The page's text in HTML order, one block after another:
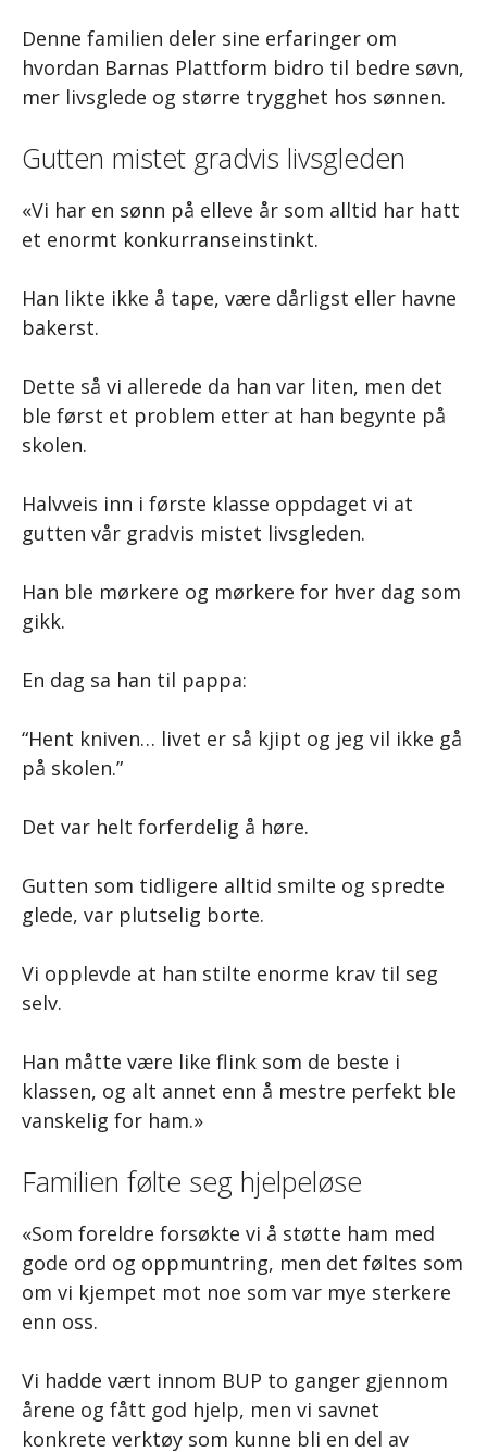
Denne familien deler sine erfaringer om
hvordan Barnas Plattform bidro til bedre søvn,
mer livsglede og større trygghet hos sønnen.
Gutten mistet gradvis livsgleden
«Vi har en sønn på elleve år som alltid har hatt
et enormt konkurranseinstinkt.
Han likte ikke å tape, være dårligst eller havne
bakerst.
Dette så vi allerede da han var liten, men det
ble først et problem etter at han begynte på
skolen.
Halvveis inn i første klasse oppdaget vi at
gutten vår gradvis mistet livsgleden.
Han ble mørkere og mørkere for hver dag som
gikk.
En dag sa han til pappa:
“Hent kniven… livet er så kjipt og jeg vil ikke gå
på skolen.”
Det var helt forferdelig å høre.
Gutten som tidligere alltid smilte og spredte
glede, var plutselig borte.
Vi opplevde at han stilte enorme krav til seg
selv.
Han måtte være like flink som de beste i
klassen, og alt annet enn å mestre perfekt ble
vanskelig for ham.»
Familien følte seg hjelpeløse
«Som foreldre forsøkte vi å støtte ham med
gode ord og oppmuntring, men det føltes som
om vi kjempet mot noe som var mye sterkere
enn oss.
Vi hadde vært innom BUP to ganger gjennom
årene og fått god hjelp, men vi savnet
konkrete verktøy som kunne bli en del av